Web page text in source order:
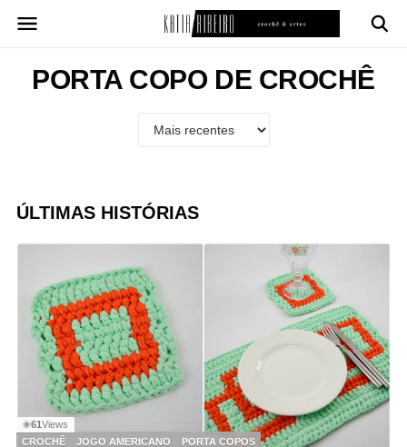
para
conteúdoPORTA COPO DE CROCHÊ
ÚLTIMAS HISTÓRIAS
◉61Views
CROCHÊ
JOGO AMERICANO PORTA COPOS